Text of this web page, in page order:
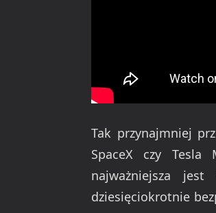
Tak przynajmniej
SpaceX czy Tesla
najważniejsza
dziesięciokrotnie